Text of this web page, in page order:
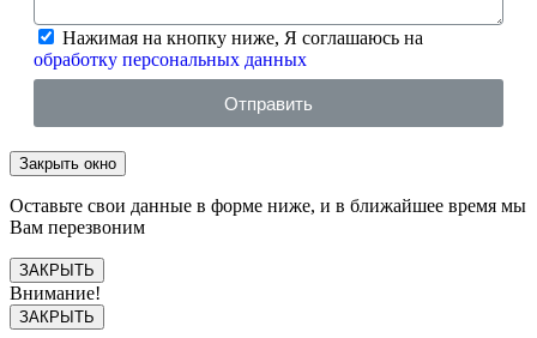
Нажимая на кнопку ниже, Я соглашаюсь на
обработку персональных данных
Отправить
Закрыть окно
Оставьте свои данные в форме ниже, и в ближайшее время мы
Вам перезвоним
ЗАКРЫТЬ
Внимание!
ЗАКРЫТЬ